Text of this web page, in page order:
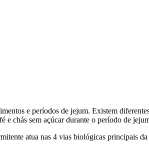
e períodos de jejum. Existem
e chás sem açúcar durante o período de
atua nas 4 vias biológicas principais